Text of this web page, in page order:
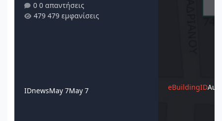
0 απαντήσεις
479 εμφανίσεις
IDnewsMay 7May 7 eBuildingID